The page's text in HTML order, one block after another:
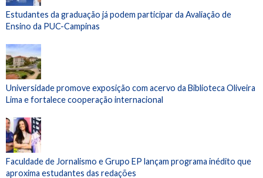
Estudantes da graduação já podem participar da Avaliação de
Ensino da PUC-Campinas
Universidade promove exposição com acervo da Biblioteca Oliveira
Lima e fortalece cooperação internacional
Faculdade de Jornalismo e Grupo EP lançam programa inédito que
aproxima estudantes das redações